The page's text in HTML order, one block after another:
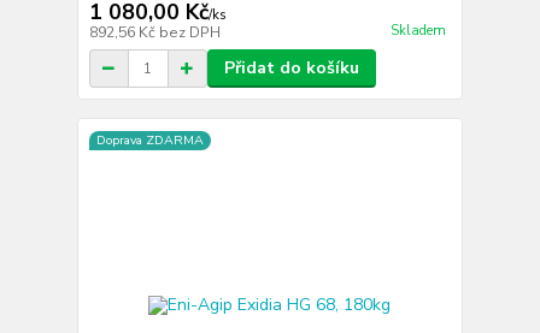
1 080,00 Kč/ks
892,56 Kč bez DPH Skladem
Přidat do košíku
Doprava ZDARMA